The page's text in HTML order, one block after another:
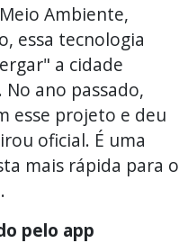
Ambiente,
essa tecnologia
a cidade
ano passado,
esse projeto e deu
oficial. É uma
mais rápida para o
pelo app